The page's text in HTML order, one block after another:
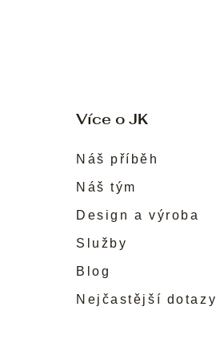
Více o JK
Náš příběh
Náš tým
Design a výroba
Služby
Blog
Nejčastější dotazy